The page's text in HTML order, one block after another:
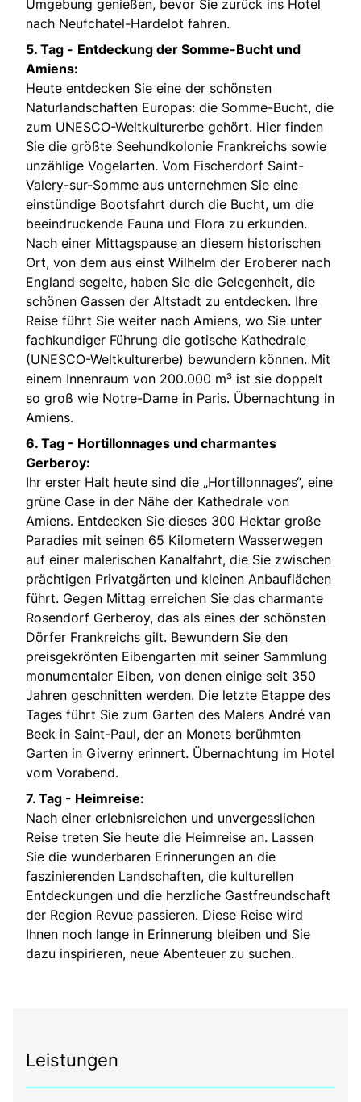
Umgebung genießen, bevor Sie zurück ins Hotel
nach Neufchatel-Hardelot fahren.
5. Tag - Entdeckung der Somme-Bucht und
Amiens:
Heute entdecken Sie eine der schönsten
Naturlandschaften Europas: die Somme-Bucht, die
zum UNESCO-Weltkulturerbe gehört. Hier finden
Sie die größte Seehundkolonie Frankreichs sowie
unzählige Vogelarten. Vom Fischerdorf Saint-
Valery-sur-Somme aus unternehmen Sie eine
einstündige Bootsfahrt durch die Bucht, um die
beeindruckende Fauna und Flora zu erkunden.
Nach einer Mittagspause an diesem historischen
Ort, von dem aus einst Wilhelm der Eroberer nach
England segelte, haben Sie die Gelegenheit, die
schönen Gassen der Altstadt zu entdecken. Ihre
Reise führt Sie weiter nach Amiens, wo Sie unter
fachkundiger Führung die gotische Kathedrale
(UNESCO-Weltkulturerbe) bewundern können. Mit
einem Innenraum von 200.000 m³ ist sie doppelt
so groß wie Notre-Dame in Paris. Übernachtung in
Amiens.
6. Tag - Hortillonnages und charmantes
Gerberoy:
Ihr erster Halt heute sind die „Hortillonnages“, eine
grüne Oase in der Nähe der Kathedrale von
Amiens. Entdecken Sie dieses 300 Hektar große
Paradies mit seinen 65 Kilometern Wasserwegen
auf einer malerischen Kanalfahrt, die Sie zwischen
prächtigen Privatgärten und kleinen Anbauflächen
führt. Gegen Mittag erreichen Sie das charmante
Rosendorf Gerberoy, das als eines der schönsten
Dörfer Frankreichs gilt. Bewundern Sie den
preisgekrönten Eibengarten mit seiner Sammlung
monumentaler Eiben, von denen einige seit 350
Jahren geschnitten werden. Die letzte Etappe des
Tages führt Sie zum Garten des Malers André van
Beek in Saint-Paul, der an Monets berühmten
Garten in Giverny erinnert. Übernachtung im Hotel
vom Vorabend.
7. Tag - Heimreise:
Nach einer erlebnisreichen und unvergesslichen
Reise treten Sie heute die Heimreise an. Lassen
Sie die wunderbaren Erinnerungen an die
faszinierenden Landschaften, die kulturellen
Entdeckungen und die herzliche Gastfreundschaft
der Region Revue passieren. Diese Reise wird
Ihnen noch lange in Erinnerung bleiben und Sie
dazu inspirieren, neue Abenteuer zu suchen.
Leistungen